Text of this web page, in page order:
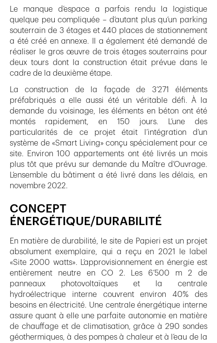
Le manque d’espace a parfois rendu la logistique
quelque peu compliquée – d’autant plus qu’un parking
souterrain de 3 étages et 440 places de stationnement
a été créé en annexe. Il a également été demandé de
réaliser le gros œuvre de trois étages souterrains pour
deux tours dont la construction était prévue dans le
cadre de la deuxième étape.
La construction de la façade de 3’271 éléments
préfabriqués a elle aussi été un véritable défi. À la
demande du voisinage, les éléments en béton ont été
montés rapidement, en 150 jours. L’une des
particularités de ce projet était l’intégration d’un
système de «Smart Living» conçu spécialement pour ce
site. Environ 100 appartements ont été livrés un mois
plus tôt que prévu sur demande du Maître d’Ouvrage.
L’ensemble du bâtiment a été livré dans les délais, en
novembre 2022.
CONCEPT
ÉNERGÉTIQUE/DURABILITÉ
En matière de durabilité, le site de Papieri est un projet
absolument exemplaire, qui a reçu en 2021 le label
«Site 2000 watts». L’approvisionnement en énergie est
entièrement neutre en CO 2. Les 6’500 m 2 de
panneaux photovoltaïques et la centrale
hydroélectrique interne couvrent environ 40% des
besoins en électricité. Une centrale énergétique interne
assure quant à elle une parfaite autonomie en matière
de chauffage et de climatisation, grâce à 290 sondes
géothermiques, à des pompes à chaleur et à l’eau de la